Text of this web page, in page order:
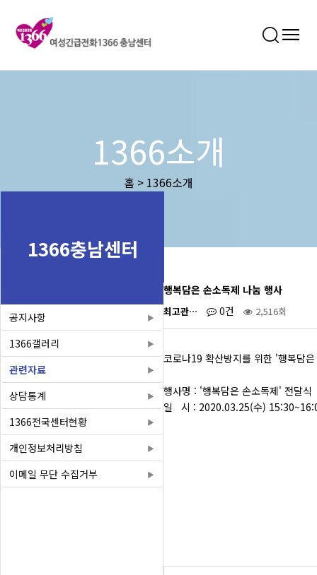
1366소개
홈 > 1366소개
1366충남센터
공지사항
1366갤러리
관련자료
상담통계
1366전국센터현황
개인정보처리방침
이메일 무단 수집거부
행복담은 손소독제 나눔 행사
최고관… 0건 2,516회
코로나19 확산방지를 위한 '행복담
행사명 : '행복담은 손소독제' 전달식
일 시 : 2020.03.25(수)